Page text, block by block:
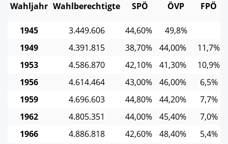
Wahljahr Wahlberechtigte SPÖ ÖVP FPÖ
1945 3.449.606 44,60%
49,8%
1949
4.391.815 38,70% 44,00%
11,7%
1953
4.586.870 42,10% 41,30%
10,9%
1956
4.614.464 43,00% 46,00%
6,5%
1959
4.696.603 44,80% 44,20%
7,7%
1962
4.805.351 44,00% 45,40%
7,0%
1966
4.886.818 42,60% 48,40%
5,4%